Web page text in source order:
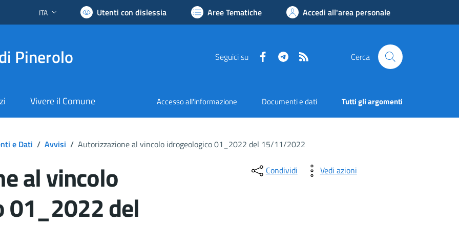
Lingua attiva:
ITA Utenti con dislessia Aree Tematiche Accedi all'area personale
Pinerolo Seguici su FacebookTelegram Cerca
Vivere il Comune Accesso all'informazione Documenti e dati Tutti gli argomenti
e Dati / Avvisi / Autorizzazione al vincolo idrogeologico 01_2022 del 15/11/2022
al vincolo
01_2022 del
Condividi Vedi azioni